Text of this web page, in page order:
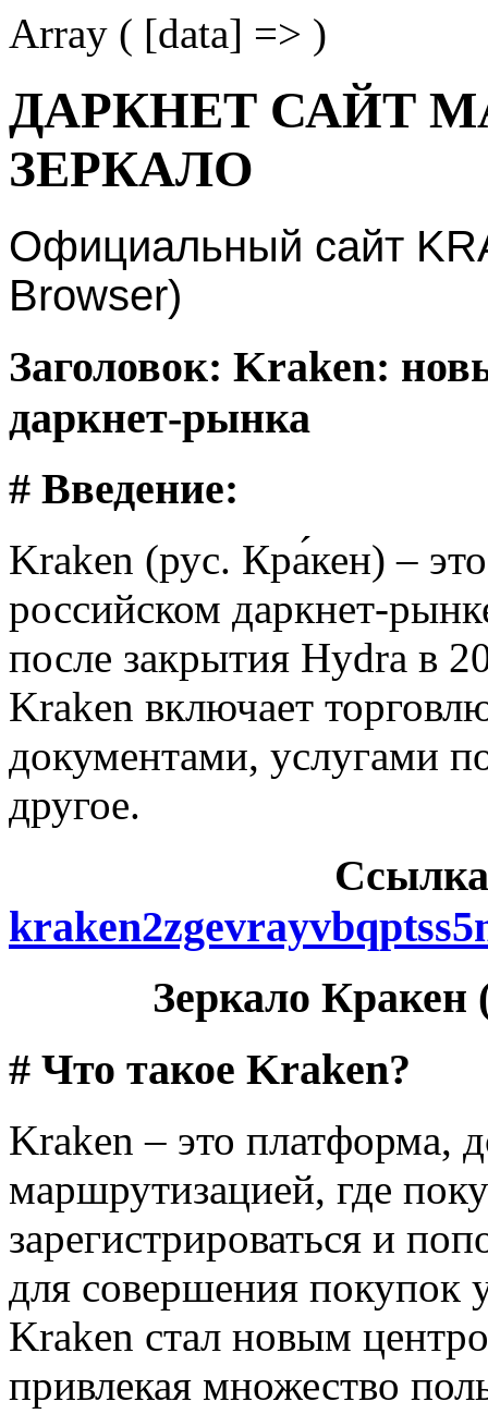
Array ( [data] => )
ДАРКНЕТ САЙТ
ЗЕРКАЛО
Официальный сайт
Browser)
Заголовок: Kraken:
даркнет-рынка
# Введение:
Kraken (рус. Кра́кен) –
российском даркнет-
после закрытия Hydra в
Kraken включает
документами, услугами
другое.
Зеркало Кракен
# Что такое Kraken?
Kraken – это платформа,
маршрутизацией, где
зарегистрироваться и
для совершения покупок
Kraken стал новым
привлекая множество